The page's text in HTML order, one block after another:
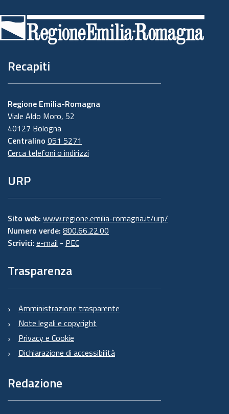
di
pagina
Recapiti
Regione Emilia-Romagna
Viale Aldo Moro, 52
40127 Bologna
Centralino 051 5271
Cerca telefoni o indirizzi
URP
Sito web: www.regione.emilia-romagna.it/urp/
Numero verde: 800.66.22.00
Scrivici: e-mail - PEC
Trasparenza
Amministrazione trasparente
Note legali e copyright
Privacy e Cookie
Dichiarazione di accessibilità
Redazione